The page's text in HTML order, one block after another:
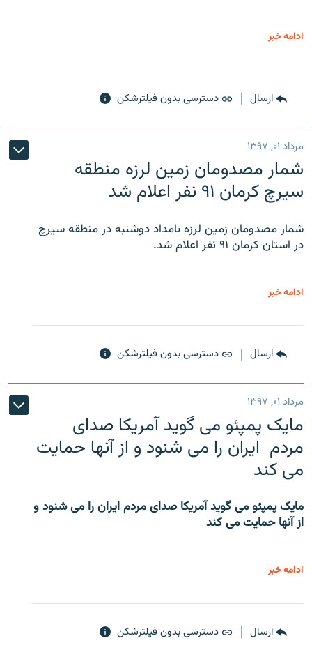
ادامه خبر
ارسال دسترسی بدون فیلترشکن
مرداد ۰۱, ۱۳۹۷
شمار مصدومان زمین لرزه منطقه
سیرچ کرمان ۹۱ نفر اعلام شد
شمار مصدومان زمین لرزه بامداد دوشنبه در منطقه سیرچ
در استان کرمان ۹۱ نفر اعلام شد.
ادامه خبر
ارسال دسترسی بدون فیلترشکن
مرداد ۰۱, ۱۳۹۷
مایک پمپئو می گوید آمریکا صدای
مردم ایران را می شنود و از آنها حمایت
می کند
مایک پمپئو می گوید آمریکا صدای مردم ایران را می شنود و
از آنها حمایت می کند
ادامه خبر
ارسال دسترسی بدون فیلترشکن